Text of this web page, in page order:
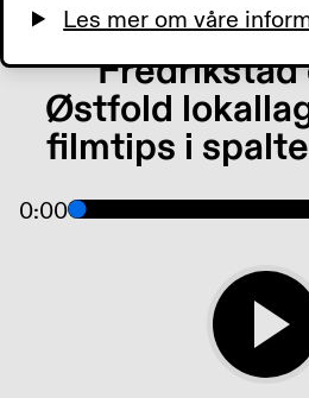
vårens siste
Østfold
filmtips i
0:00
Les mer om våre